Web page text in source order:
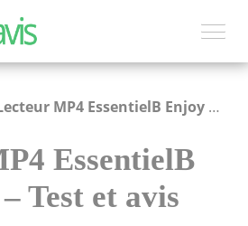
Lecteur MP4 EssentielB Enjoy BT
EssentielB
Test et avis